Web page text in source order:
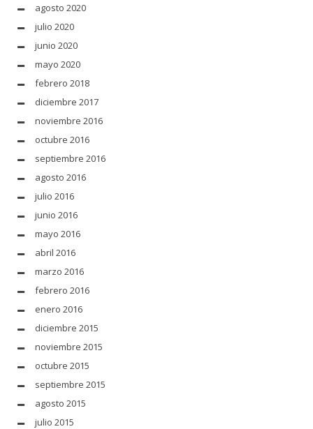
agosto 2020
julio 2020
junio 2020
mayo 2020
febrero 2018
diciembre 2017
noviembre 2016
octubre 2016
septiembre 2016
agosto 2016
julio 2016
junio 2016
mayo 2016
abril 2016
marzo 2016
febrero 2016
enero 2016
diciembre 2015
noviembre 2015
octubre 2015
septiembre 2015
agosto 2015
julio 2015